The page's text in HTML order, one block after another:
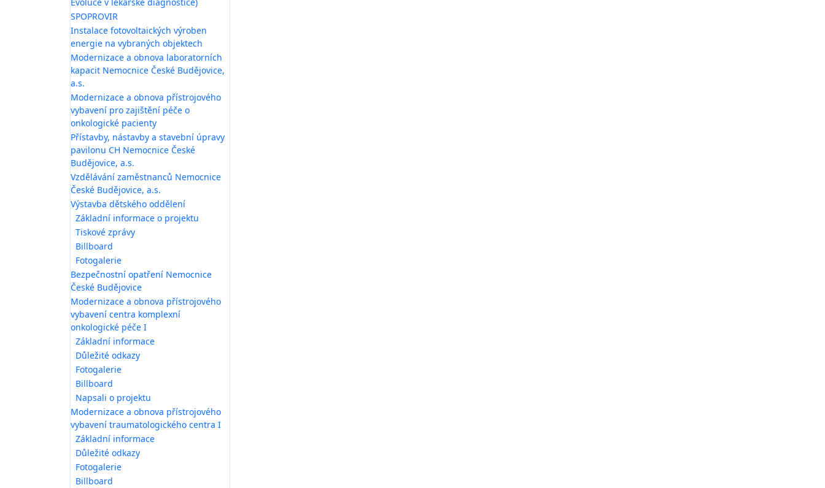
SPOPROVIR
Instalace fotovoltaických výroben
energie na vybraných objektech
Modernizace a obnova laboratorních
kapacit Nemocnice České Budějovice,
a.s.
Modernizace a obnova přístrojového
vybavení pro zajištění péče o
onkologické pacienty
Přístavby, nástavby a stavební úpravy
pavilonu CH Nemocnice České
Budějovice, a.s.
Vzdělávání zaměstnanců Nemocnice
České Budějovice, a.s.
Výstavba dětského oddělení
Základní informace o projektu
Tiskové zprávy
Billboard
Fotogalerie
Bezpečnostní opatření Nemocnice
České Budějovice
Modernizace a obnova přístrojového
vybavení centra komplexní
onkologické péče I
Základní informace
Důležité odkazy
Fotogalerie
Billboard
Napsali o projektu
Modernizace a obnova přístrojového
vybavení traumatologického centra I
Základní informace
Důležité odkazy
Fotogalerie
Billboard